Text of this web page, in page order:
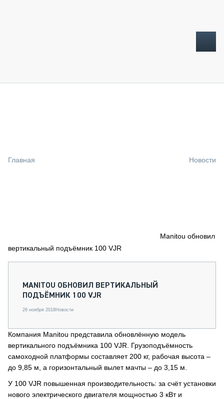
СПЕЦПРОЕКТЫ
О ПРОЕКТЕ
Главная Новости
Manitou обновил
вертикальный подъёмник 100 VJR
MANITOU ОБНОВИЛ ВЕРТИКАЛЬНЫЙ
ПОДЪЁМНИК 100 VJR
26 ноября 2018Новости
Компания Manitou представила обновлённую модель
вертикального подъёмника 100 VJR. Грузоподъёмность
самоходной платформы составляет 200 кг, рабочая высота –
до 9,85 м, а горизонтальный вылет мачты – до 3,15 м.
У 100 VJR повышенная производительность: за счёт установки
нового электрического двигателя мощностью 3 кВт и